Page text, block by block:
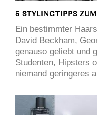
5 STYLINGTIPPS
Ein bestimmter
David Beckham,
genauso geliebt und
Studenten, Hipsters
niemand geringeres